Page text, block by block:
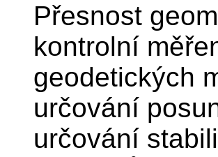
Přesnost
kontrolní
geodetických
určování
určování